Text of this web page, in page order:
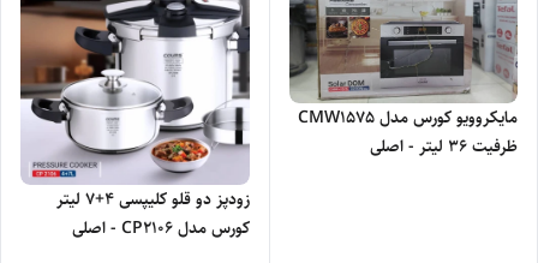
مایکروویو کورس مدل CMW1575
ظرفیت ۳۶ لیتر - اصلی
زودپز دو قلو کلیپسی 4+7 لیتر
کورس مدل CP2106 - اصلی